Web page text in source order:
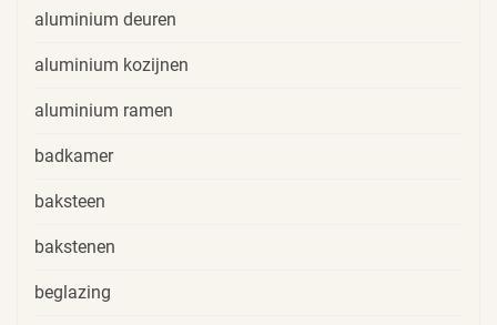
aluminium deuren
aluminium kozijnen
aluminium ramen
badkamer
baksteen
bakstenen
beglazing